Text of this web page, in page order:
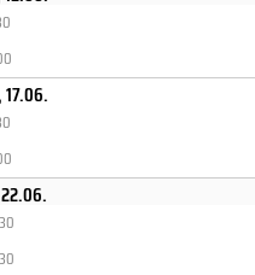
17.06.